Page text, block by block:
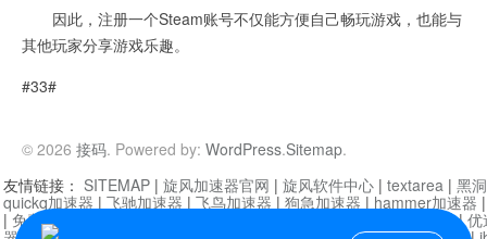
因此，注册一个Steam账号不仅能方便自己畅玩游戏，也能与
其他玩家分享游戏乐趣。
#33#
© 2026 接码. Powered by: WordPress.Sitemap.
友情链接： SITEMAP | 旋风加速器官网 | 旋风软件中心 | textarea | 黑
quickq加速器 | 飞驰加速器 | 飞鸟加速器 | 狗急加速器 | hammer加速器
| 免费vqn加速外网 迷雾通|优